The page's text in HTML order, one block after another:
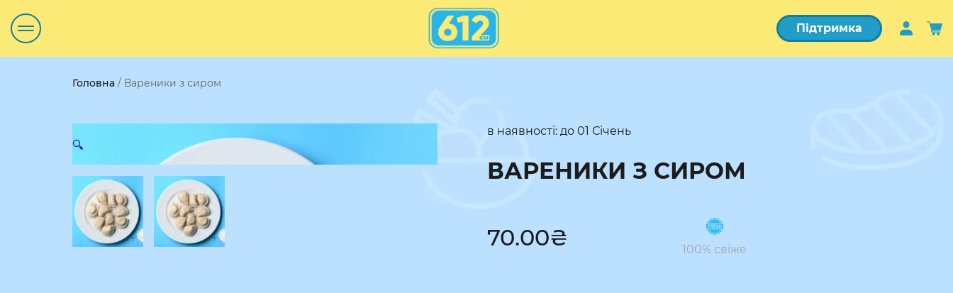
Підтримка
Головна / Вареники з сиром
🔍
в наявності: до 01 Січень
ВАРЕНИКИ З СИРОМ
70.00₴ 100% свіже